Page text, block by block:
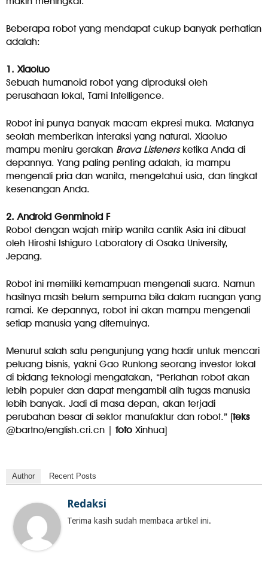
Beberapa robot yang mendapat cukup banyak perhatian
adalah:
1. Xiaoluo
Sebuah humanoid robot yang diproduksi oleh
perusahaan lokal, Tami Intelligence.
Robot ini punya banyak macam ekpresi muka. Matanya
seolah memberikan interaksi yang natural. Xiaoluo
mampu meniru gerakan Brava Listenersketika Anda di
depannya. Yang paling penting adalah, ia mampu
mengenali pria dan wanita, mengetahui usia, dan tingkat
kesenangan Anda.
2. Android Genminoid F
Robot dengan wajah mirip wanita cantik Asia ini dibuat
oleh Hiroshi Ishiguro Laboratory di Osaka University,
Jepang.
Robot ini memiliki kemampuan mengenali suara. Namun
hasilnya masih belum sempurna bila dalam ruangan yang
ramai. Ke depannya, robot ini akan mampu mengenali
setiap manusia yang ditemuinya.
Menurut salah satu pengunjung yang hadir untuk mencari
peluang bisnis, yakni Gao Runlong seorang investor lokal
di bidang teknologi mengatakan, “Perlahan robot akan
lebih populer dan dapat mengambil alih tugas manusia
lebih banyak. Jadi di masa depan, akan terjadi
perubahan besar di sektor manufaktur dan robot.” [teks
@bartno/english.cri.cn | foto Xinhua]
Author Recent Posts
Redaksi
Terima kasih sudah membaca artikel ini.